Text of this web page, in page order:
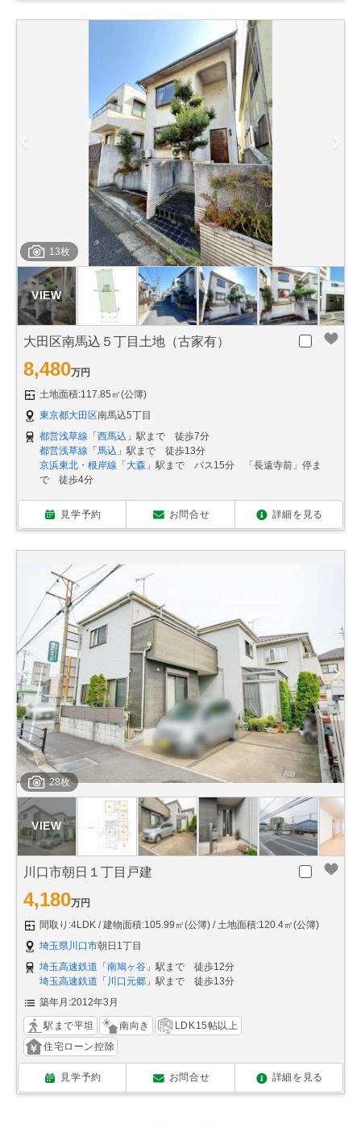
13枚
大田区南馬込５丁目土地（古家有）
8,480万円
土地面積:117.85㎡(公簿)
東京都大田区南馬込5丁目
都営浅草線 「西馬込 」駅まで 徒歩7分
都営浅草線 「馬込 」駅まで 徒歩13分
京浜東北・根岸線 「大森 」駅まで バス15分 「長遠寺前」停ま
で 徒歩4分
見学予約 お問合せ 詳細を見る
28枚
川口市朝日１丁目戸建
4,180万円
間取り:4LDK
建物面積:105.99㎡(公簿)
土地面積:120.4㎡(公簿)
埼玉県川口市朝日1丁目
埼玉高速鉄道 「南鳩ヶ谷 」駅まで 徒歩12分
埼玉高速鉄道 「 川口元郷 」駅まで 徒歩13分
築年月:2012年3月
駅まで平坦 南向き
LDK15帖以上
住宅ローン控除
見学予約 お問合せ 詳細を見る